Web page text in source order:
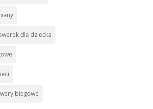
dla dziecka
biegowe